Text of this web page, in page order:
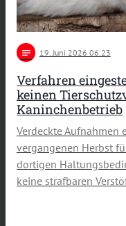
notes 19 . Juni 2026 06:23
Verfahren
keinen
Kaninchenbetrieb
Verdeckte Aufnahmen
vergangenen Herbst
dortigen
keine strafbaren